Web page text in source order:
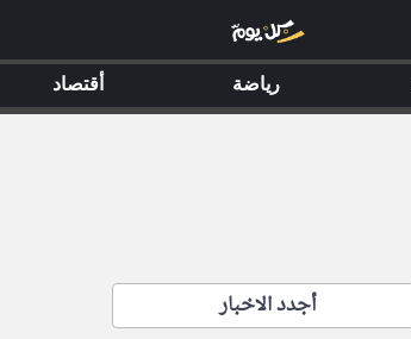
أجدد الاخبار
رياضة أقتصاد